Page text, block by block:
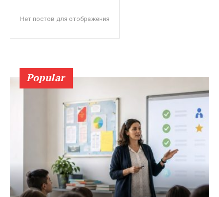
Нет постов для отображения
Popular